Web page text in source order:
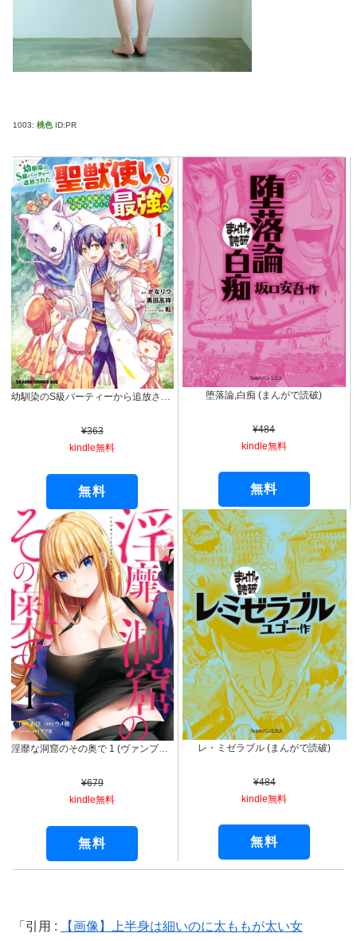
1003: 桃色 ID:PR
幼馴染のS級パーティーから追放された聖獣使い。万能支援魔法と仲間を増やして最強へ！ 1 (ドラゴンコミックスエイジ)
¥363
kindle無料
無料
堕落論,白痴 (まんがで読破)
¥484
kindle無料
無料
淫靡な洞窟のその奥で 1 (ヴァンプコミックス)
¥679
kindle無料
無料
レ・ミゼラブル (まんがで読破)
¥484
kindle無料
無料
引用 :
【画像】上半身は細いのに太ももが太い女